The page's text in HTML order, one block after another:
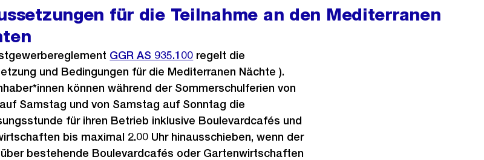
für die Teilnahme an den Mediterranen
GGR AS 935.100 regelt die
und Bedingungen für die Mediterranen Nächte ).
können während der Sommerschulferien von
Samstag und von Samstag auf Sonntag die
für ihren Betrieb inklusive Boulevardcafés und
bis maximal 2.00 Uhr hinausschieben, wenn der
bestehende Boulevardcafés oder Gartenwirtschaften